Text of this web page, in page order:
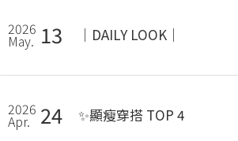
2026
May. 13 ｜DAILY LOOK｜
2026
Apr. 24 ✨顯瘦穿搭 TOP 4